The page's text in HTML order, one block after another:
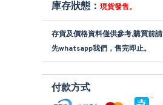
庫存狀態： 現貨發售。
存貨及價格資料僅供參考,購買前請
先whatsapp我們，售完即止。
付款方式